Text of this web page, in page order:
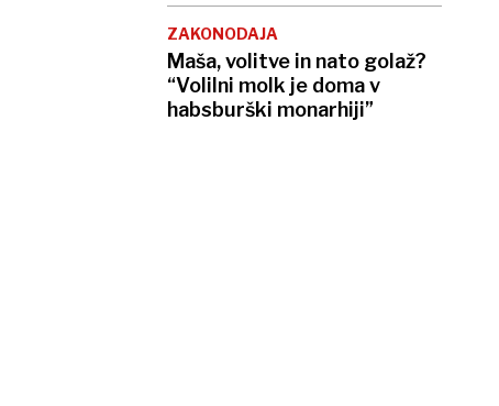
ZAKONODAJA
Maša, volitve in nato golaž?
“Volilni molk je doma v
habsburški monarhiji”